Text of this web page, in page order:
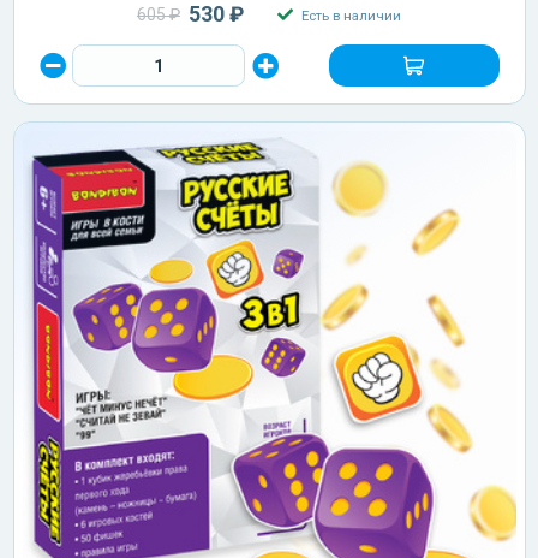
605 ₽ 530 ₽ Есть в наличии